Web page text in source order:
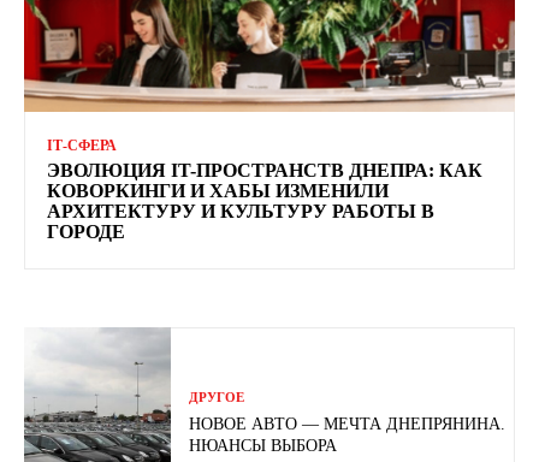
ІТ-СФЕРА
ЭВОЛЮЦИЯ IT-ПРОСТРАНСТВ ДНЕПРА: КАК
КОВОРКИНГИ И ХАБЫ ИЗМЕНИЛИ
АРХИТЕКТУРУ И КУЛЬТУРУ РАБОТЫ В
ГОРОДЕ
ДРУГОЕ
НОВОЕ АВТО — МЕЧТА ДНЕПРЯНИНА.
НЮАНСЫ ВЫБОРА